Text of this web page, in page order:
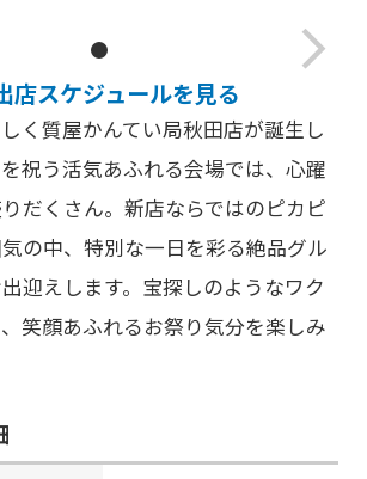
arrow_forward_ios
店スケジュールを見る
く質屋かんてい局秋田店が誕生し
祝う活気あふれる会場では、心躍
だくさん。新店ならではのピカピ
の中、特別な一日を彩る絶品グル
迎えします。宝探しのようなワク
笑顔あふれるお祭り気分を楽しみ